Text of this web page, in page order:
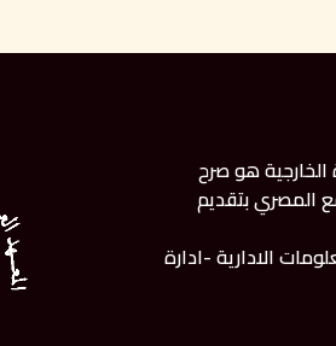
الخارجية هو صرح
المصري بتقديم
الادارية -ادارة